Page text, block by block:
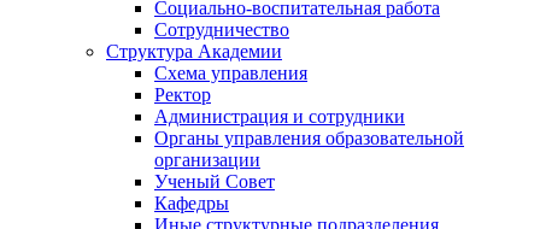
Социально-воспитательная работа
Сотрудничество
Структура Академии
Схема управления
Ректор
Администрация и сотрудники
Органы управления образовательной
организации
Ученый Совет
Кафедры
Иные структурные подразделения